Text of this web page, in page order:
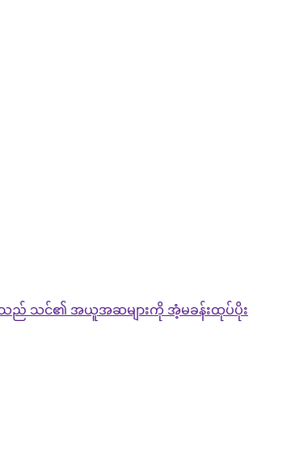
သည် သင်၏ အယူအဆများကို အံ့မခန်းထုပ်ပိုး